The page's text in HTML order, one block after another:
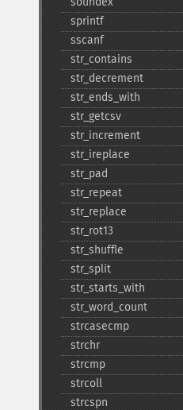
sprintf
sscanf
str_​contains
str_​decrement
str_​ends_​with
str_​getcsv
str_​increment
str_​ireplace
str_​pad
str_​repeat
str_​replace
str_​rot13
str_​shuffle
str_​split
str_​starts_​with
str_​word_​count
strcasecmp
strchr
strcmp
strcoll
strcspn